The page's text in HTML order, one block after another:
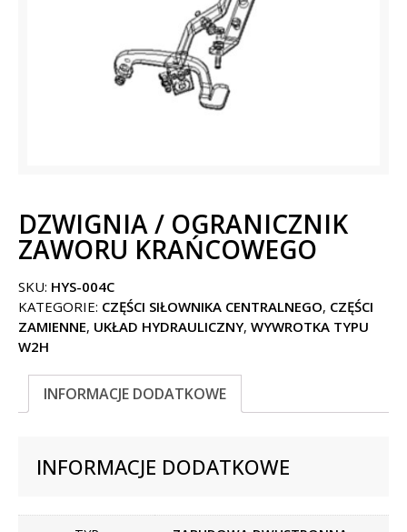
DZWIGNIA / OGRANICZNIK
ZAWORU KRAŃCOWEGO
SKU: HYS-004C
KATEGORIE: CZĘŚCI SIŁOWNIKA CENTRALNEGO, CZĘŚCI
ZAMIENNE, UKŁAD HYDRAULICZNY, WYWROTKA TYPU
W2H
INFORMACJE DODATKOWE
INFORMACJE DODATKOWE